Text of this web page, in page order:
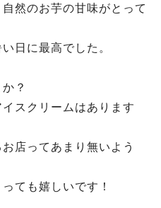
然のお芋の甘味がとって
日に最高でした。
？
スクリームはあります
店ってあまり無いよう
ても嬉しいです！